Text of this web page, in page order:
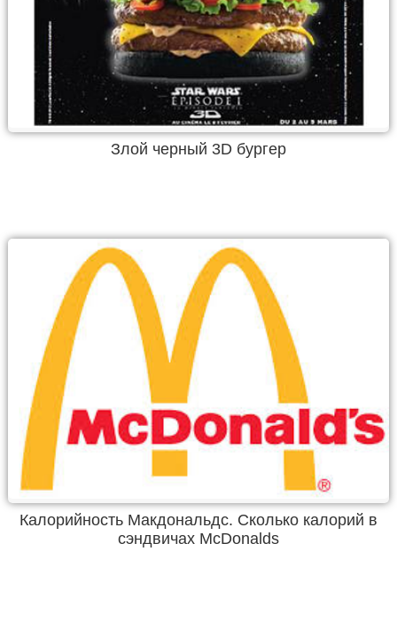
Злой черный 3D бургер
Калорийность Макдональдс. Сколько калорий в
сэндвичах McDonalds